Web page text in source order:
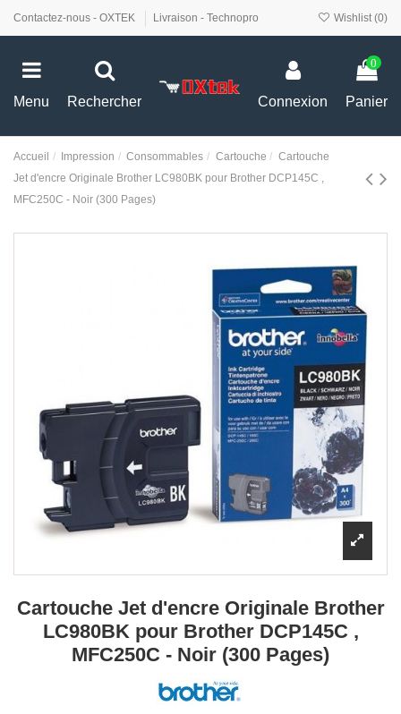
Contactez-nous - OXTEK Livraison - Technopro Wishlist (0)
Menu Rechercher Connexion
0
Panier
Accueil Impression Consommables Cartouche
Cartouche
Jet d'encre Originale Brother LC980BK pour Brother DCP145C ,
MFC250C - Noir (300 Pages)
Cartouche Jet d'encre Originale Brother
LC980BK pour Brother DCP145C ,
MFC250C - Noir (300 Pages)